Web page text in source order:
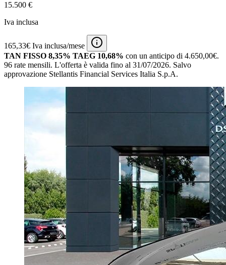
15.500 €
Iva inclusa
165,33€ Iva inclusa/mese
TAN FISSO 8,35% TAEG 10,68% con un anticipo di 4.650,00€.
96 rate mensili. L'offerta è valida fino al 31/07/2026. Salvo
approvazione Stellantis Financial Services Italia S.p.A.